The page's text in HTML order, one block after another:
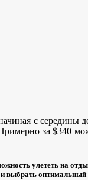
с середины
за $340
улететь на
и выбрать оптимальный